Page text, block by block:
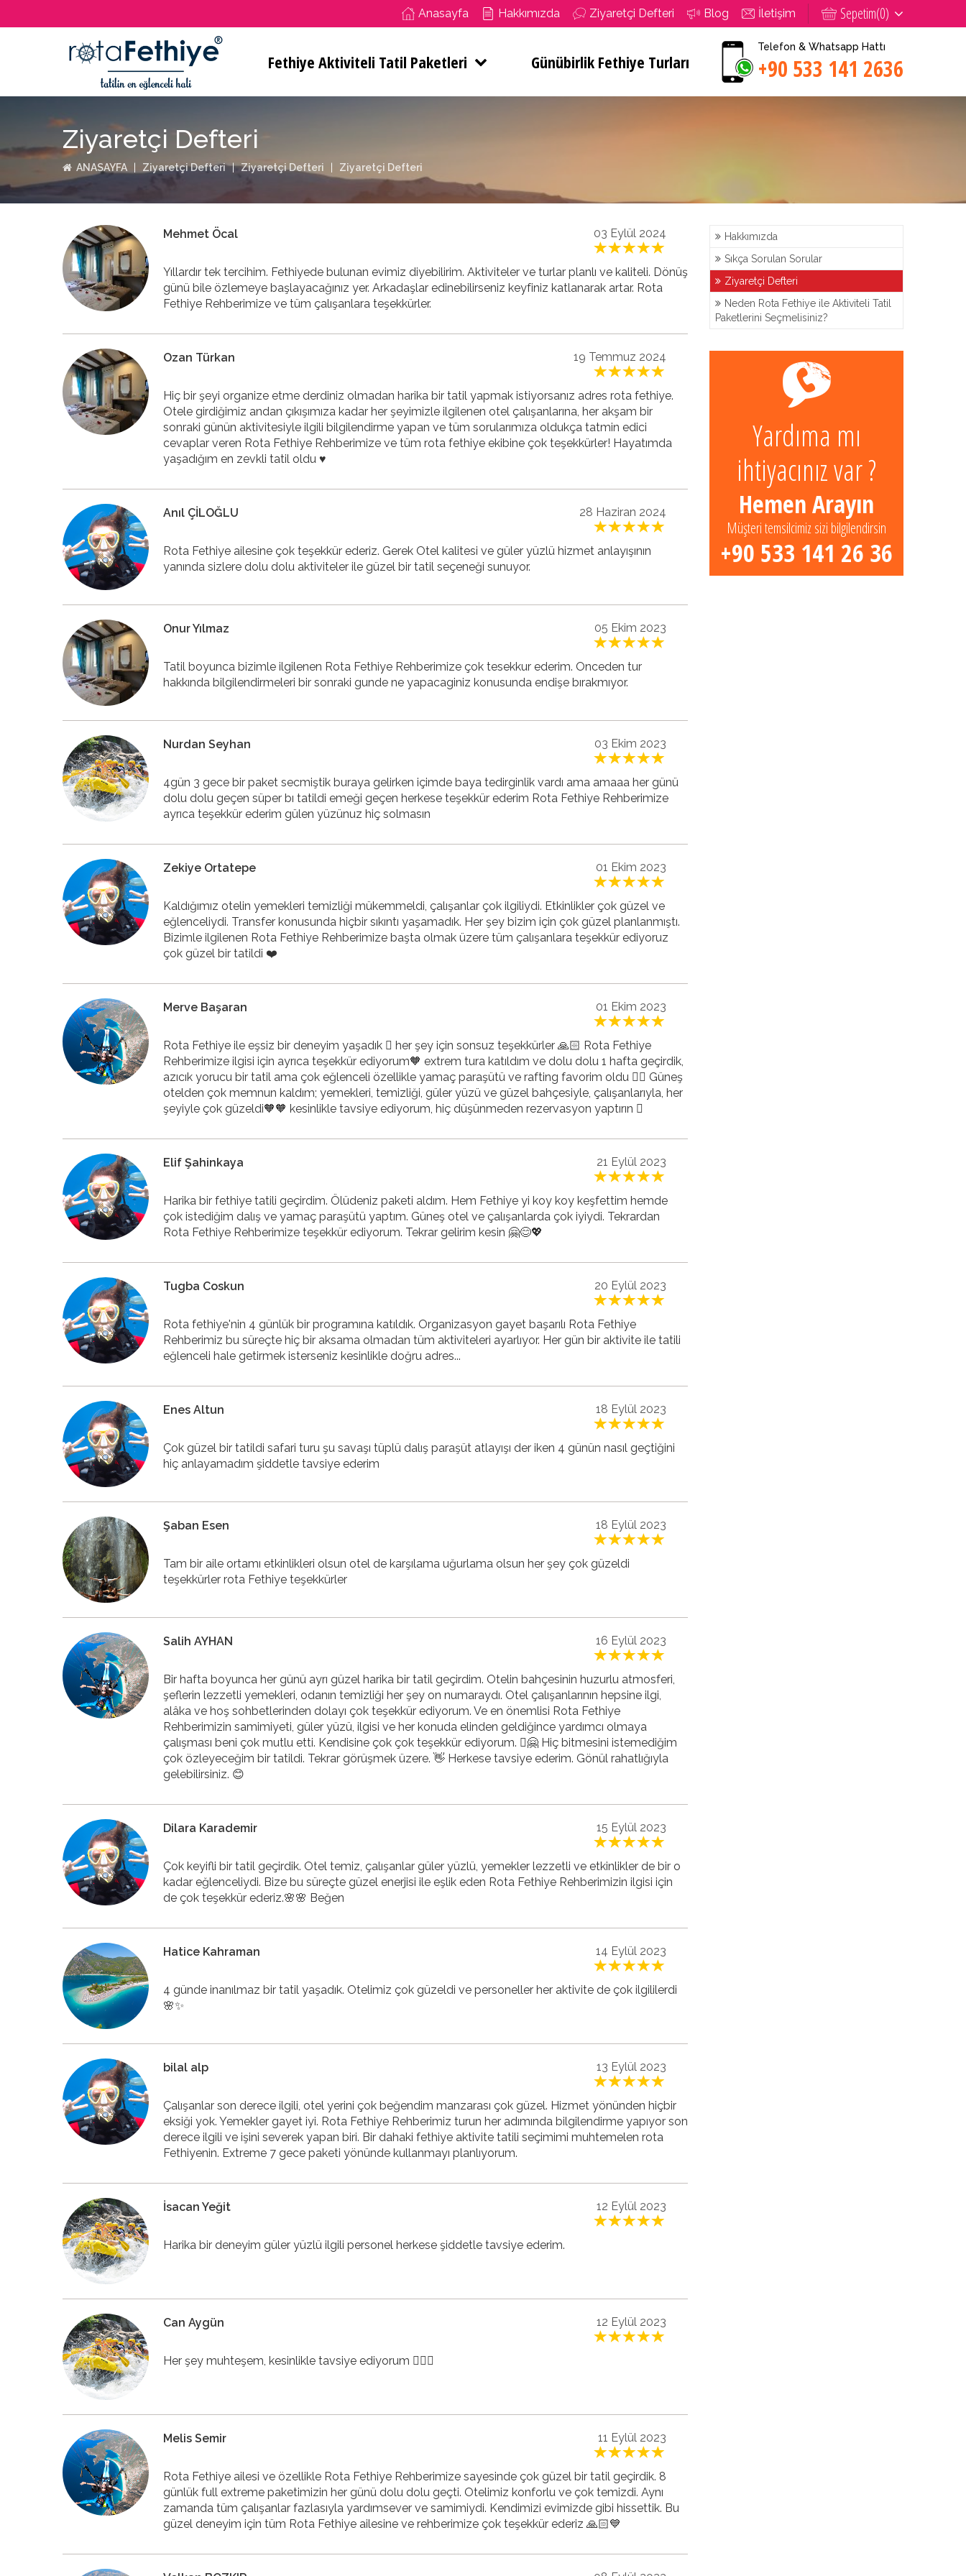
Sepetim(0)
Anasayfa Hakkımızda Ziyaretçi Defteri Blog İletişim
Telefon & Whatsapp Hattı
+90 533 141 2636
Fethiye Aktiviteli Tatil Paketleri Günübirlik Fethiye Turları
Ziyaretçi Defteri
ANASAYFA Ziyaretçi Defteri Ziyaretçi Defteri Ziyaretçi Defteri
Mehmet Öcal 03 Eylül 2024
Yıllardır tek tercihim. Fethiyede bulunan evimiz diyebilirim. Aktiviteler ve turlar planlı ve kaliteli. Dönüş
günü bile özlemeye başlayacağınız yer. Arkadaşlar edinebilirseniz keyfiniz katlanarak artar. Rota
Fethiye Rehberimize ve tüm çalışanlara teşekkürler.
Ozan Türkan 19 Temmuz 2024
Hiç bir şeyi organize etme derdiniz olmadan harika bir tatil yapmak istiyorsanız adres rota fethiye.
Otele girdiğimiz andan çıkışımıza kadar her şeyimizle ilgilenen otel çalışanlarına, her akşam bir
sonraki günün aktivitesiyle ilgili bilgilendirme yapan ve tüm sorularımıza oldukça tatmin edici
cevaplar veren Rota Fethiye Rehberimize ve tüm rota fethiye ekibine çok teşekkürler! Hayatımda
yaşadığım en zevkli tatil oldu ♥️
Anıl ÇİLOĞLU 28 Haziran 2024
Rota Fethiye ailesine çok teşekkür ederiz. Gerek Otel kalitesi ve güler yüzlü hizmet anlayışının
yanında sizlere dolu dolu aktiviteler ile güzel bir tatil seçeneği sunuyor.
Onur Yılmaz 05 Ekim 2023
Tatil boyunca bizimle ilgilenen Rota Fethiye Rehberimize çok tesekkur ederim. Onceden tur
hakkında bilgilendirmeleri bir sonraki gunde ne yapacaginiz konusunda endişe bırakmıyor.
Nurdan Seyhan 03 Ekim 2023
4gün 3 gece bir paket secmiştik buraya gelirken içimde baya tedirginlik vardı ama amaaa her günü
dolu dolu geçen süper bı tatildi emeği geçen herkese teşekkür ederim Rota Fethiye Rehberimize
ayrıca teşekkür ederim gülen yüzünuz hiç solmasın
Zekiye Ortatepe 01 Ekim 2023
Kaldığımız otelin yemekleri temizliği mükemmeldi, çalışanlar çok ilgiliydi. Etkinlikler çok güzel ve
eğlenceliydi. Transfer konusunda hiçbir sıkıntı yaşamadık. Her şey bizim için çok güzel planlanmıştı.
Bizimle ilgilenen Rota Fethiye Rehberimize başta olmak üzere tüm çalışanlara teşekkür ediyoruz
çok güzel bir tatildi ❤️
Merve Başaran 01 Ekim 2023
Rota Fethiye ile eşsiz bir deneyim yaşadık 🏻 her şey için sonsuz teşekkürler 🙏🏻 Rota Fethiye
Rehberimize ilgisi için ayrıca teşekkür ediyorum🧡 extrem tura katıldım ve dolu dolu 1 hafta geçirdik,
azıcık yorucu bir tatil ama çok eğlenceli özellikle yamaç paraşütü ve rafting favorim oldu 👍🏻 Güneş
otelden çok memnun kaldım; yemekleri, temizliği, güler yüzü ve güzel bahçesiyle, çalışanlarıyla, her
şeyiyle çok güzeldi🧡🧡 kesinlikle tavsiye ediyorum, hiç düşünmeden rezervasyon yaptırın 🏻
Elif Şahinkaya 21 Eylül 2023
Harika bir fethiye tatili geçirdim. Ölüdeniz paketi aldım. Hem Fethiye yi koy koy keşfettim hemde
çok istediğim dalış ve yamaç paraşütü yaptım. Güneş otel ve çalışanlarda çok iyiydi. Tekrardan
Rota Fethiye Rehberimize teşekkür ediyorum. Tekrar gelirim kesin 🤗😊💖
Tugba Coskun 20 Eylül 2023
Rota fethiye'nin 4 günlük bir programına katıldık. Organizasyon gayet başarılı Rota Fethiye
Rehberimiz bu süreçte hiç bir aksama olmadan tüm aktiviteleri ayarlıyor. Her gün bir aktivite ile tatili
eğlenceli hale getirmek isterseniz kesinlikle doğru adres...
Enes Altun 18 Eylül 2023
Çok güzel bir tatildi safari turu şu savaşı tüplü dalış paraşüt atlayışı der iken 4 günün nasıl geçtiğini
hiç anlayamadım şiddetle tavsiye ederim
Şaban Esen 18 Eylül 2023
Tam bir aile ortamı etkinlikleri olsun otel de karşılama uğurlama olsun her şey çok güzeldi
teşekkürler rota Fethiye teşekkürler
Salih AYHAN 16 Eylül 2023
Bir hafta boyunca her günü ayrı güzel harika bir tatil geçirdim. Otelin bahçesinin huzurlu atmosferi,
şeflerin lezzetli yemekleri, odanın temizliği her şey on numaraydı. Otel çalışanlarının hepsine ilgi,
alâka ve hoş sohbetlerinden dolayı çok teşekkür ediyorum. Ve en önemlisi Rota Fethiye
Rehberimizin samimiyeti, güler yüzü, ilgisi ve her konuda elinden geldiğince yardımcı olmaya
çalışması beni çok mutlu etti. Kendisine çok çok teşekkür ediyorum. 🏻🤗 Hiç bitmesini istemediğim
çok özleyeceğim bir tatildi. Tekrar görüşmek üzere. 👋 Herkese tavsiye ederim. Gönül rahatlığıyla
gelebilirsiniz. 😊
Dilara Karademir 15 Eylül 2023
Çok keyifli bir tatil geçirdik. Otel temiz, çalışanlar güler yüzlü, yemekler lezzetli ve etkinlikler de bir o
kadar eğlenceliydi. Bize bu süreçte güzel enerjisi ile eşlik eden Rota Fethiye Rehberimizin ilgisi için
de çok teşekkür ederiz.🌸🌸 Beğen
Hatice Kahraman 14 Eylül 2023
4 günde inanılmaz bir tatil yaşadık. Otelimiz çok güzeldi ve personeller her aktivite de çok ilgililerdi
🌸✨
bilal alp 13 Eylül 2023
Çalışanlar son derece ilgili, otel yerini çok beğendim manzarası çok güzel. Hizmet yönünden hiçbir
eksiği yok. Yemekler gayet iyi. Rota Fethiye Rehberimiz turun her adımında bilgilendirme yapıyor son
derece ilgili ve işini severek yapan biri. Bir dahaki fethiye aktivite tatili seçimimi muhtemelen rota
Fethiyenin. Extreme 7 gece paketi yönünde kullanmayı planlıyorum.
İsacan Yeğit 12 Eylül 2023
Harika bir deneyim güler yüzlü ilgili personel herkese şiddetle tavsiye ederim.
Can Aygün 12 Eylül 2023
Her şey muhteşem, kesinlikle tavsiye ediyorum 👍🏻🤩
Melis Semir 11 Eylül 2023
Rota Fethiye ailesi ve özellikle Rota Fethiye Rehberimize sayesinde çok güzel bir tatil geçirdik. 8
günlük full extreme paketimizin her günü dolu dolu geçti. Otelimiz konforlu ve çok temizdi. Aynı
zamanda tüm çalışanlar fazlasıyla yardımsever ve samimiydi. Kendimizi evimizde gibi hissettik. Bu
güzel deneyim için tüm Rota Fethiye ailesine ve rehberimize çok teşekkür ederiz 🙏🏻💙
Hakkımızda
Sıkça Sorulan Sorular
Ziyaretçi Defteri
Neden Rota Fethiye ile Aktiviteli Tatil
Paketlerini Seçmelisiniz?
Yardıma mı
ihtiyacınız var ?
Hemen Arayın
Müşteri temsilcimiz sizi bilgilendirsin
+90 533 141 26 36